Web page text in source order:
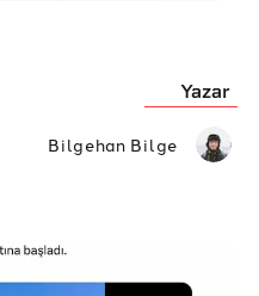
Yazar
Bilgehan Bilge